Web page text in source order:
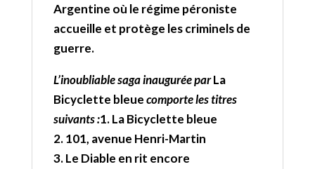
Argentine où le régime péroniste
accueille et protège les criminels de
guerre.
L’inoubliable saga inaugurée parLa
Bicyclette bleuecomporte les titres
suivants :1. La Bicyclette bleue
2. 101, avenue Henri-Martin
3. Le Diable en rit encore